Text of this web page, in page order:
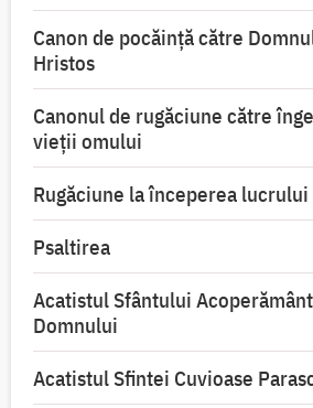
Canon de pocăință către
Hristos
Canonul de rugăciune către
vieții omului
Rugăciune la începerea lucrului
Psaltirea
Acatistul Sfântului
Domnului
Acatistul Sfintei Cuvioase